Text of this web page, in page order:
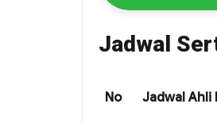
Jadwal
No Jadwal Ahli